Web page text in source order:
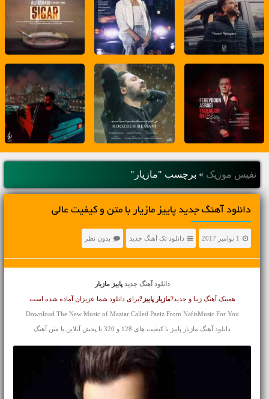
نفیس موزیک » برچسب "مازیار"
دانلود آهنگ جديد پاییز مازیار با متن و کیفیت عالی
1 نوامبر 2017 دانلود تک آهنگ جدید بدون نظر
دانلود آهنگ جدید پاییز مازیار
همینک آهنگ زیبا و جدید?مازیار پاییز?برای دانلود شما عزیزان آماده شده است
Download The New Music of Maziar Called Paeiz From NafisMusic For You
دانلود آهنگ مازیار پاییز با کیفیت های 128 و 320 با پخش آنلاین با متن آهنگ